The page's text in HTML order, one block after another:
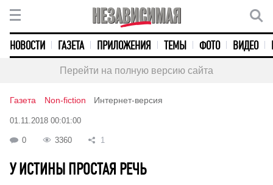
НОВОСТИ ГАЗЕТА ПРИЛОЖЕНИЯ ТЕМЫ ФОТО ВИДЕО
Перейти на полную версию сайта
Газета Non-fiction Интернет-версия
01.11.2018 00:01:00
0 3360 1
У ИСТИНЫ ПРОСТАЯ РЕЧЬ